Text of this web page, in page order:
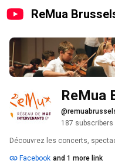
ReMua
ReMua
187 subscribers
Découvrez les concerts,
Facebook and 1 more link